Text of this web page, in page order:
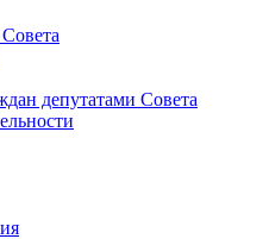
депутатами Совета